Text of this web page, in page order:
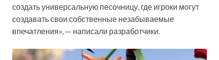
создать универсальную песочницу, где игроки могут
создавать свои собственные незабываемые
впечатления», — написали разработчики.